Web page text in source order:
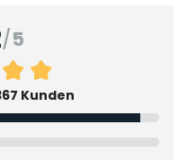
/5
Kunden